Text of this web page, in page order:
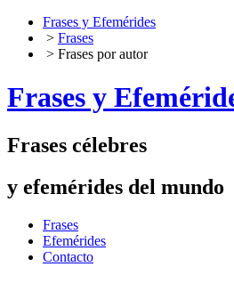
Frases y Efemérides
> Frases
> Frases por autor
Frases y
Frases célebres
y efemérides del mundo
Frases
Efemérides
Contacto